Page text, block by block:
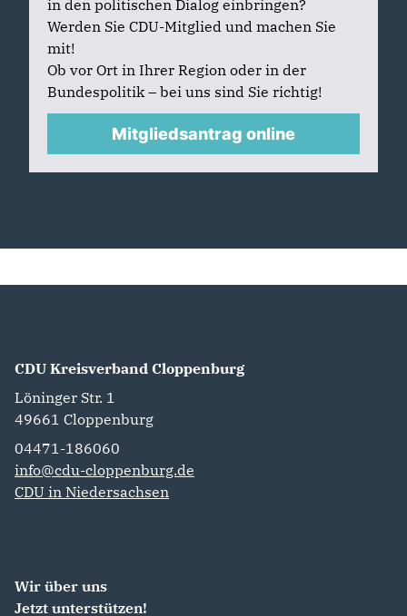
in den politischen Dialog einbringen?
Werden Sie CDU-Mitglied und machen Sie
mit!
Ob vor Ort in Ihrer Region oder in der
Bundespolitik – bei uns sind Sie richtig!
Mitgliedsantrag online
CDU Kreisverband Cloppenburg
Löninger Str. 1
49661 Cloppenburg
04471-186060
info@cdu-cloppenburg.de
CDU in Niedersachsen
Wir über uns
Jetzt unterstützen!